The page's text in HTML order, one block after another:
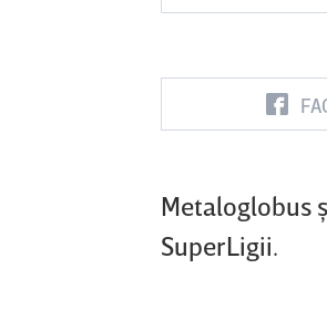
Metaloglobus
SuperLigii.
Corvinul